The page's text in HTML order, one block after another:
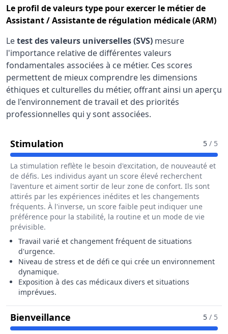
Le profil de valeurs type pour exercer le métier de
Assistant / Assistante de régulation médicale (ARM)
Letest des valeurs universelles (SVS) mesure
l'importance relative de différentes valeurs
fondamentales associées à ce métier. Ces scores
permettent de mieux comprendre les dimensions
éthiques et culturelles du métier, offrant ainsi un aperçu
de l'environnement de travail et des priorités
professionnelles qui y sont associées.
Stimulation Pour Le Métier De Assistant / 5 / 5
La stimulation reflète le besoin d'excitation, de nouveauté et
de défis. Les individus ayant un score élevé recherchent
l'aventure et aiment sortir de leur zone de confort. Ils sont
attirés par les expériences inédites et les changements
fréquents. À l'inverse, un score faible peut indiquer une
préférence pour la stabilité, la routine et un mode de vie
prévisible.
Travail varié et changement fréquent de situations
d'urgence.
Niveau de stress et de défi ce qui crée un environnement
dynamique.
Exposition à des cas médicaux divers et situations
imprévues.
Bienveillance Pour Le Métier De Assistant /5 / 5